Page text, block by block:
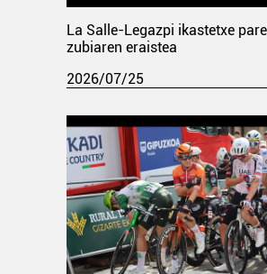
La Salle-Legazpi ikastetxe
zubiaren eraistea
2026/07/25